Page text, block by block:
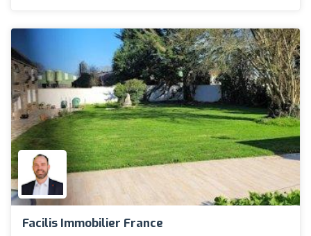
Facilis Immobilier France